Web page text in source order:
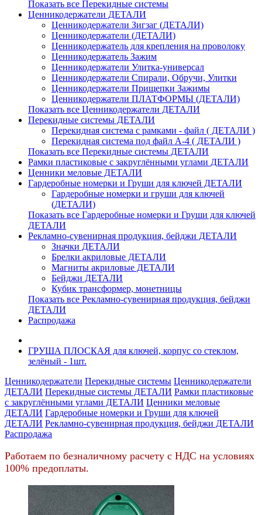
Показать все Перекидные системы
Ценникодержатели ДЕТАЛИ
Ценникодержатели Зигзаг (ДЕТАЛИ)
Ценникодержатели (ДЕТАЛИ)
Ценникодержатель для крепления на проволоку
Ценникодержатель Зажим
Ценникодержатели Улитка-универсал
Ценникодержатели Спирали, Обручи, Улитки
Ценникодержатели Прищепки Зажимы
Ценникодержатели ПЛАТФОРМЫ (ДЕТАЛИ)
Показать все Ценникодержатели ДЕТАЛИ
Перекидные системы ДЕТАЛИ
Перекидная система с рамками - файл ( ДЕТАЛИ )
Перекидная система под файл А-4 ( ДЕТАЛИ )
Показать все Перекидные системы ДЕТАЛИ
Рамки пластиковые c закруглёнными углами ДЕТАЛИ
Ценники меловые ДЕТАЛИ
Гардеробные номерки и Груши для ключей ДЕТАЛИ
Гардеробные номерки и груши для ключей
(ДЕТАЛИ)
Показать все Гардеробные номерки и Груши для ключей
ДЕТАЛИ
Рекламно-сувенирная продукция, бейджи ДЕТАЛИ
Значки ДЕТАЛИ
Брелки акриловые ДЕТАЛИ
Магниты акриловые ДЕТАЛИ
Бейджи ДЕТАЛИ
Кубик трансформер, монетницы
Показать все Рекламно-сувенирная продукция, бейджи
ДЕТАЛИ
Распродажа
ГРУША ПЛОСКАЯ для ключей, корпус со стеклом,
зелёный - 1шт.
Ценникодержатели Перекидные системы Ценникодержатели
ДЕТАЛИ Перекидные системы ДЕТАЛИ Рамки пластиковые
c закруглёнными углами ДЕТАЛИ Ценники меловые
ДЕТАЛИ Гардеробные номерки и Груши для ключей
ДЕТАЛИ Рекламно-сувенирная продукция, бейджи ДЕТАЛИ
Распродажа
Работаем по безналичному расчету с НДС на условиях
100% предоплаты.